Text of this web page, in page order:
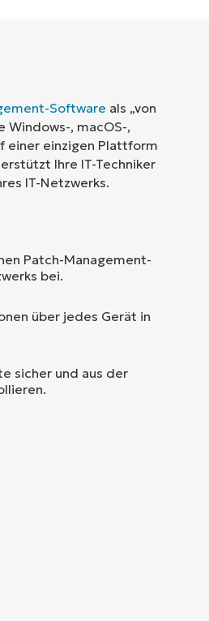
Software als „von
Windows-, macOS-,
einer einzigen Plattform
Ihre IT-Techniker
IT-Netzwerks.
Patch-Management-
bei.
über jedes Gerät in
sicher und aus der